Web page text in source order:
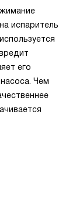
испаритель
его
Чем